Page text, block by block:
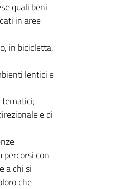
quali beni
in aree
in bicicletta,
lentici e
tematici;
e di
percorsi con
a chi si
che